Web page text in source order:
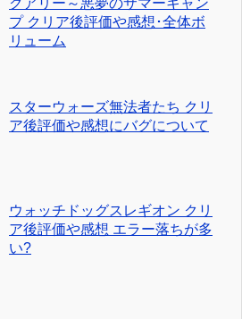
プ クリア後評価や感想･全体ボ
リューム
スターウォーズ無法者たち クリ
ア後評価や感想にバグについて
ウォッチドッグスレギオン クリ
ア後評価や感想 エラー落ちが多
い?